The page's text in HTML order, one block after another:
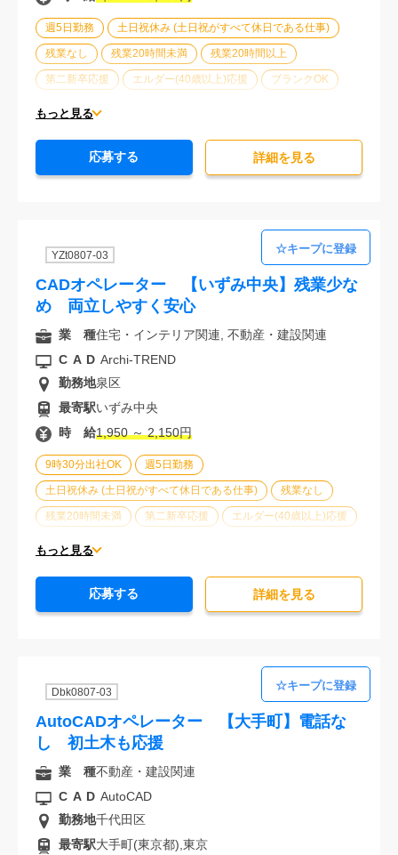
週5日勤務 土日祝休み (土日祝がすべて休日である仕事)
残業なし 残業20時間未満 残業20時間以上
第二新卒応援 エルダー(40歳以上)応援 ブランクOK
服装自由
もっと見る
応募する 詳細を⾒る
YZt0807-03
CADオペレーター 【いずみ中央】残業少な
め 両立しやすく安心
9時30分出社OK 週5日勤務
土日祝休み (土日祝がすべて休日である仕事) 残業なし
残業20時間未満 第二新卒応援 エルダー(40歳以上)応援
ブランクOK
もっと見る
業 種住宅・インテリア関連, 不動産・建設関連
CAD Archi-TREND
勤務地泉区
最寄駅いずみ中央
時 給1,950 ～ 2,150円
応募する 詳細を⾒る
Dbk0807-03
AutoCADオペレーター 【大手町】電話な
し 初土木も応援
業 種不動産・建設関連
CAD AutoCAD
勤務地千代田区
最寄駅大手町(東京都),東京